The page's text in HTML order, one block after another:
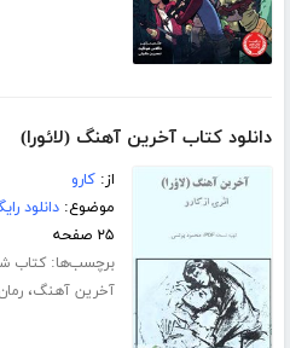
دانلود کتاب آخرین آهنگ (لائورا)
از:کارو
موضوع:دانلود
۲۵ صفحه
برچسب‌ها:کتاب
آخرین آهنگ،